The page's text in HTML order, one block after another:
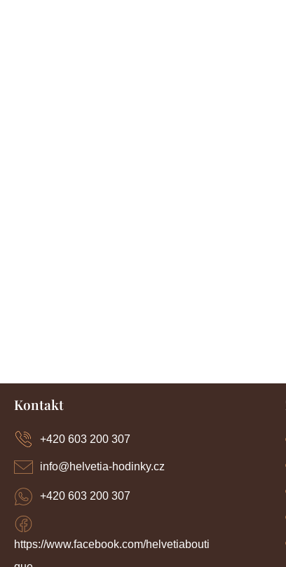
Kontakt
info@helvetia-hodinky.cz
+420 603 200 307
https://www.facebook.com/helvetiabouti
+420 603 200 307